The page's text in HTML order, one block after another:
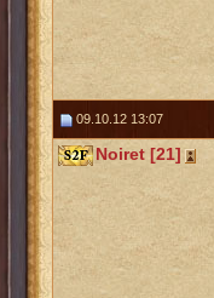
09.10.12 13:07
Noiret [21]